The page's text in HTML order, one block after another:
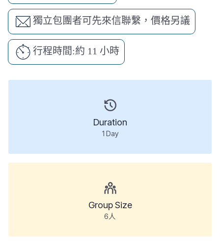
獨立包團者可先來信聯繫，價格另議
行程時間:約 11 小時
Duration
1 Day
Group Size
6人